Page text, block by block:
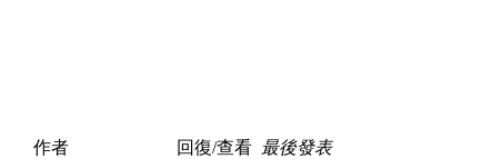
作者 回復/查看 最後發表